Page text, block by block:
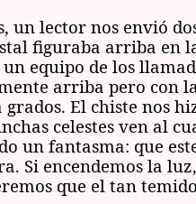
un lector nos envió
figuraba arriba en
equipo de los
arriba pero con
grados. El chiste nos
celestes ven al
un fantasma: que
Si encendemos la
que el tan